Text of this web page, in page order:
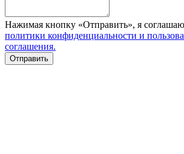
Нажимая кнопку «Отправить», я
политики конфиденциальности и
соглашения.
Отправить